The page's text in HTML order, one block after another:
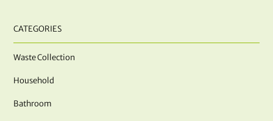
CATEGORIES
Waste Collection
Household
Bathroom